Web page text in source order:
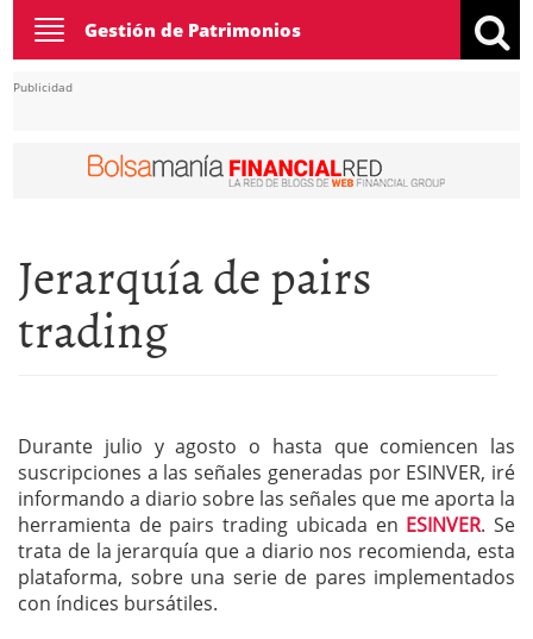
Toggle
navigation
Gestión de Patrimonios
Publicidad
Jerarquía de pairs
trading
Durante julio y agosto o hasta que comiencen las
suscripciones a las señales generadas por ESINVER, iré
informando a diario sobre las señales que me aporta la
herramienta de pairs trading ubicada en ESINVER. Se
trata de la jerarquía que a diario nos recomienda, esta
plataforma, sobre una serie de pares implementados
con índices bursátiles.